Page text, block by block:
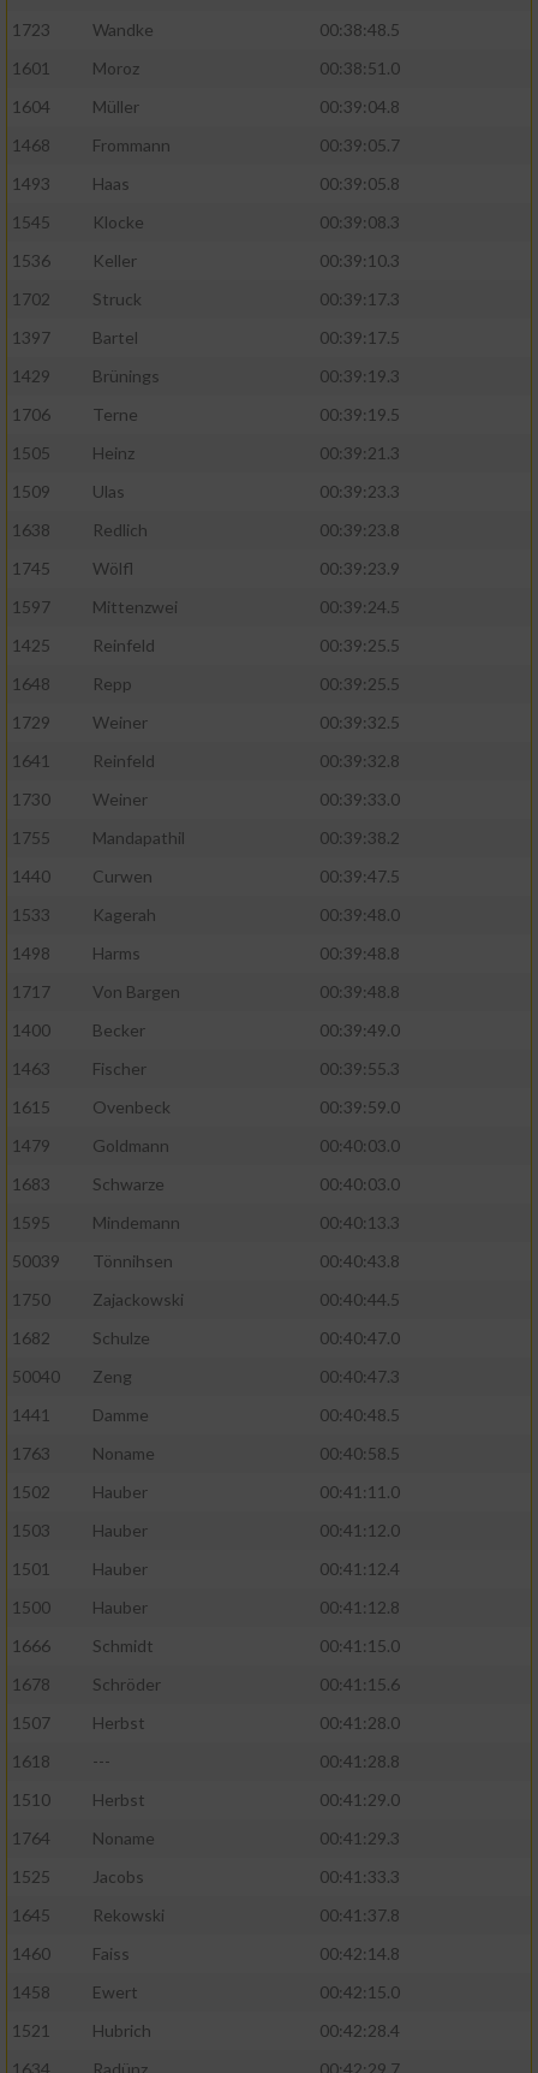
1723
Wandke
00:38:48.5
1601
Moroz
00:38:51.0
1604
Müller
00:39:04.8
1468
Frommann
00:39:05.7
1493
Haas
00:39:05.8
1545
Klocke
00:39:08.3
1536
Keller
00:39:10.3
1702
Struck
00:39:17.3
1397
Bartel
00:39:17.5
1429
Brünings
00:39:19.3
1706
Terne
00:39:19.5
1505
Heinz
00:39:21.3
1509
Ulas
00:39:23.3
1638
Redlich
00:39:23.8
1745
Wölfl
00:39:23.9
1597
Mittenzwei
00:39:24.5
1425
Reinfeld
00:39:25.5
1648
Repp
00:39:25.5
1729
Weiner
00:39:32.5
1641
Reinfeld
00:39:32.8
1730
Weiner
00:39:33.0
1755
Mandapathil
00:39:38.2
1440
Curwen
00:39:47.5
1533
Kagerah
00:39:48.0
1498
Harms
00:39:48.8
1717
Von Bargen
00:39:48.8
1400
Becker
00:39:49.0
1463
Fischer
00:39:55.3
1615
Ovenbeck
00:39:59.0
1479
Goldmann
00:40:03.0
1683
Schwarze
00:40:03.0
1595
Mindemann
00:40:13.3
50039
Tönnihsen
00:40:43.8
1750
Zajackowski
00:40:44.5
1682
Schulze
00:40:47.0
50040
Zeng
00:40:47.3
1441
Damme
00:40:48.5
1763
Noname
00:40:58.5
1502
Hauber
00:41:11.0
1503
Hauber
00:41:12.0
1501
Hauber
00:41:12.4
1500
Hauber
00:41:12.8
1666
Schmidt
00:41:15.0
1678
Schröder
00:41:15.6
1507
Herbst
00:41:28.0
1618
---
00:41:28.8
1510
Herbst
00:41:29.0
1764
Noname
00:41:29.3
1525
Jacobs
00:41:33.3
1645
Rekowski
00:41:37.8
1460
Faiss
00:42:14.8
1458
Ewert
00:42:15.0
1521
Hubrich
00:42:28.4
auf einem Endgerät
Verwendung reduzierter Daten zur Auswahl
Erstellung von Profilen für personalisierte
Verwendung von Profilen zur Auswahl
Erstellung von Profilen zur Personalisierung
Verwendung von Profilen zur Auswahl
Messung der Werbeleistung
Messung der Performance von Inhalten
oder Kombinationen von Daten aus
Entwicklung und Verbesserung der Angebote
von Inhalten
IAB-Besonderheiten:
Geräte anhand von aktiv angeforderten
Informationen identifizieren
Nicht-IAB-Verarbeitungszwecke:
Notwendig
Performance
Funktional
Werbung